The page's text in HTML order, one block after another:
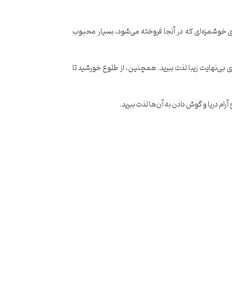
خوشمزه‌ای که در آنجا فروخته می‌شود، بسیار محبوب
زیبا لذت ببرید. همچنین، از طلوع خورشید تا
دریا و گوش دادن به آن‌ها لذت ببرید.